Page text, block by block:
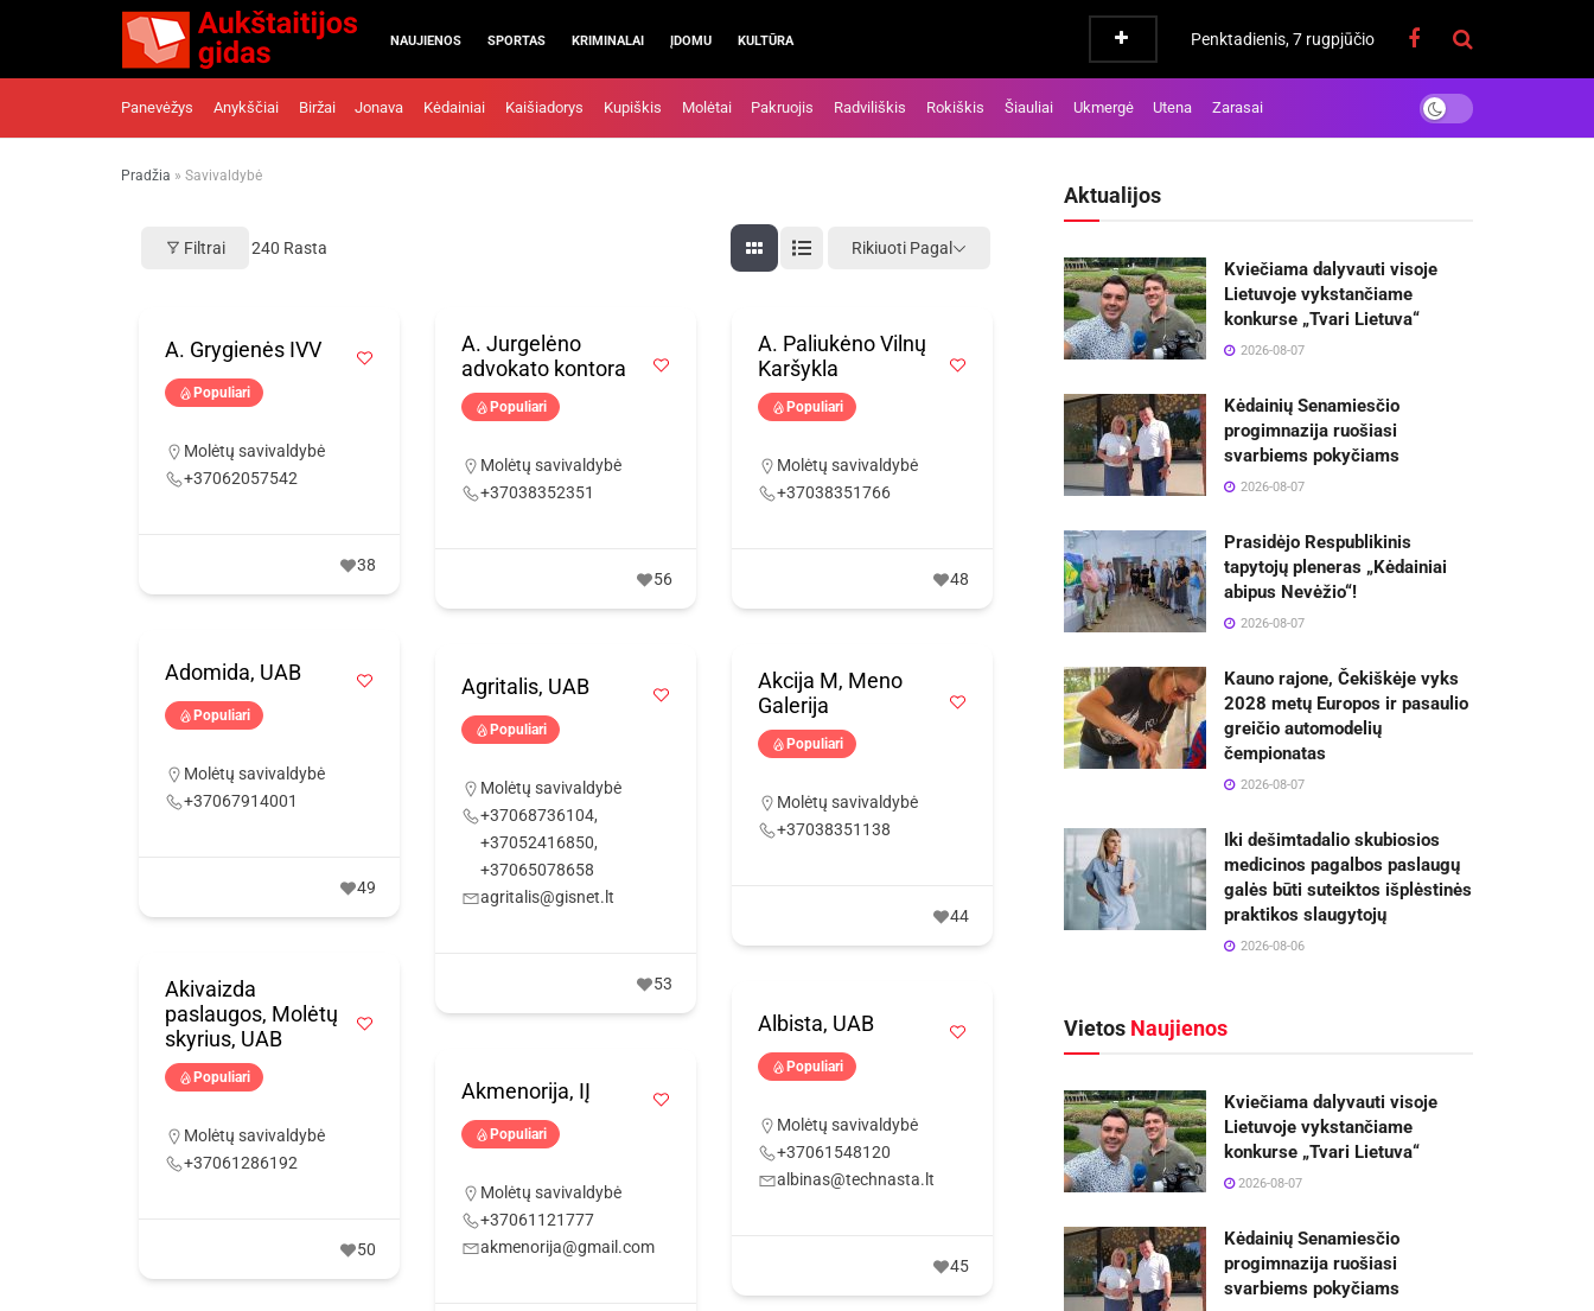
NAUJIENOS SPORTAS KRIMINALAI ĮDOMU KULTŪRA Penktadienis, 7 rugpjūčio
Panevėžys Anykščiai Biržai Jonava Kėdainiai Kaišiadorys Kupiškis Molėtai Pakruojis Radviliškis Rokiškis Šiauliai Ukmergė Utena Zarasai
Pradžia » Savivaldybė
Filtrai 240 Rasta Rikiuoti Pagal
A. Grygienės IVV
Populiari
Molėtų savivaldybė
+37062057542
38
A. Jurgelėno
advokato kontora
Populiari
Molėtų savivaldybė
+37038352351
56
A. Paliukėno Vilnų
Karšykla
Populiari
Molėtų savivaldybė
+37038351766
48
Adomida, UAB
Populiari
Molėtų savivaldybė
+37067914001
49
Agritalis, UAB
Populiari
Molėtų savivaldybė
+37068736104,
+37052416850,
+37065078658
agritalis@gisnet.lt
53
Akcija M, Meno
Galerija
Populiari
Molėtų savivaldybė
+37038351138
44
Akivaizda
paslaugos, Molėtų
skyrius, UAB
Populiari
Molėtų savivaldybė
+37061286192
50
Akmenorija, IĮ
Populiari
Molėtų savivaldybė
+37061121777
akmenorija@gmail.com
Albista, UAB
Populiari
Molėtų savivaldybė
+37061548120
albinas@technasta.lt
45
Aktualijos
Kviečiama dalyvauti visoje
Lietuvoje vykstančiame
konkurse „Tvari Lietuva“
2026-08-07
Kėdainių Senamiesčio
progimnazija ruošiasi
svarbiems pokyčiams
2026-08-07
Prasidėjo Respublikinis
tapytojų pleneras „Kėdainiai
abipus Nevėžio“!
2026-08-07
Kauno rajone, Čekiškėje vyks
2028 metų Europos ir pasaulio
greičio automodelių
čempionatas
2026-08-07
Iki dešimtadalio skubiosios
medicinos pagalbos paslaugų
galės būti suteiktos išplėstinės
praktikos slaugytojų
2026-08-06
Vietos Naujienos
Kviečiama dalyvauti visoje
Lietuvoje vykstančiame
konkurse „Tvari Lietuva“
2026-08-07
Kėdainių Senamiesčio
progimnazija ruošiasi
svarbiems pokyčiams